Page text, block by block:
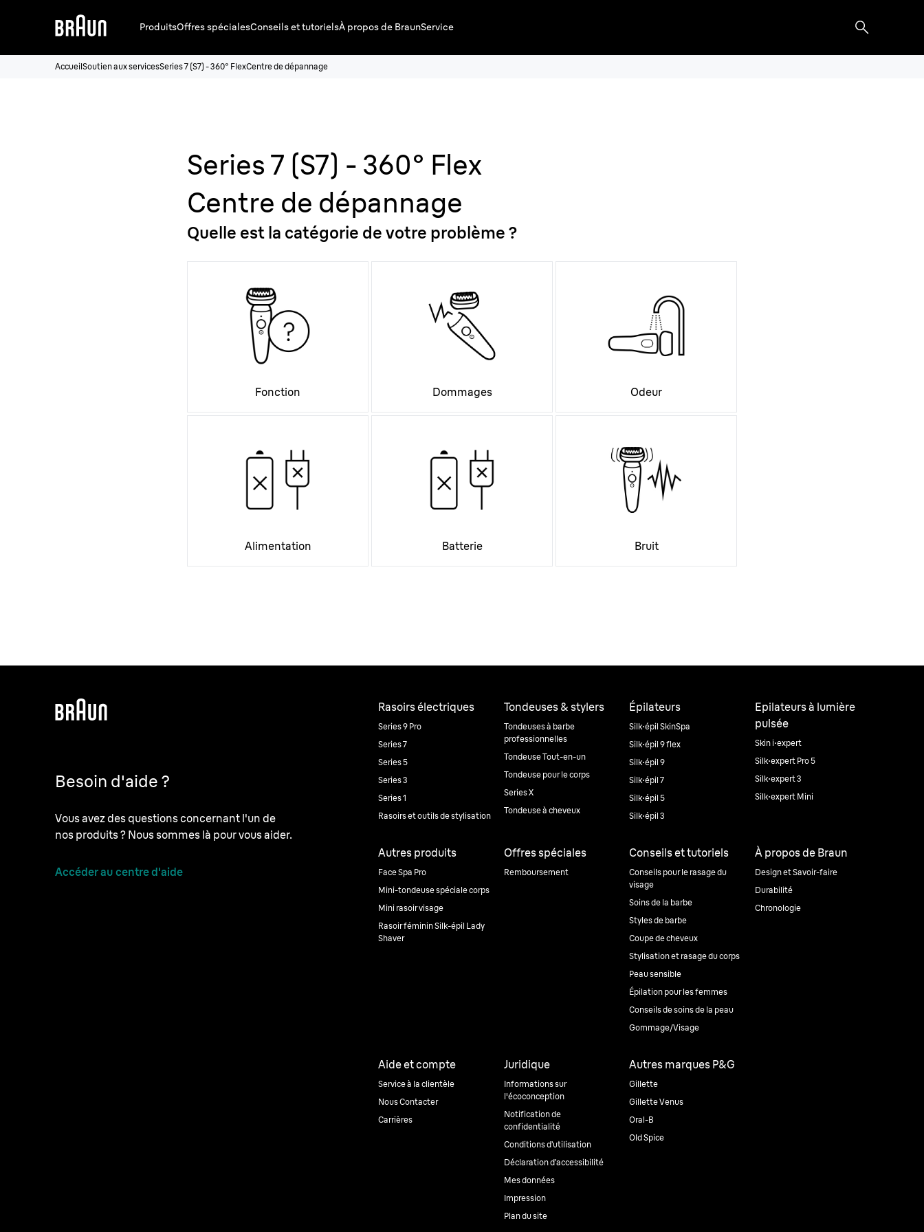
ProduitsOffres spécialesConseils et tutorielsÀ propos de BraunService
AccueilSoutien aux servicesSeries 7 (S7) - 360° FlexCentre de dépannage
Series 7 (S7) - 360° Flex
Centre de dépannage
Quelle est la catégorie de votre problème ?
Fonction Dommages Odeur
Alimentation Batterie Bruit
Besoin d'aide ?
Vous avez des questions concernant l'un de
nos produits ? Nous sommes là pour vous aider.
Accéder au centre d'aide
Rasoirs électriques
Series 9 Pro
Series 7
Series 5
Series 3
Series 1
Rasoirs et outils de stylisation
Tondeuses & stylers
Tondeuses à barbe
professionnelles
Tondeuse Tout-en-un
Tondeuse pour le corps
Series X
Tondeuse à cheveux
Épilateurs
Silk·épil SkinSpa
Silk·épil 9 flex
Silk·épil 9
Silk·épil 7
Silk·épil 5
Silk·épil 3
Epilateurs à lumière
pulsée
Skin i·expert
Silk·expert Pro 5
Silk·expert 3
Silk·expert Mini
Autres produits
Face Spa Pro
Mini-tondeuse spéciale corps
Mini rasoir visage
Rasoir féminin Silk-épil Lady
Shaver
Offres spéciales
Remboursement
Conseils et tutoriels
Conseils pour le rasage du
visage
Soins de la barbe
Styles de barbe
Coupe de cheveux
Stylisation et rasage du corps
Peau sensible
Épilation pour les femmes
Conseils de soins de la peau
Gommage/Visage
À propos de Braun
Design et Savoir-faire
Durabilité
Chronologie
Aide et compte
Service à la clientèle
Nous Contacter
Carrières
Juridique
Informations sur
l'écoconception
Notification de
confidentialité
Conditions d’utilisation
Déclaration d’accessibilité
Mes données
Impression
Plan du site
Autres marques P&G
Gillette
Gillette Venus
Oral-B
Old Spice